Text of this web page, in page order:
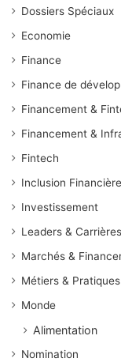
Dossiers Spéciaux
Economie
Finance
Finance de
Financement &
Financement &
Fintech
Inclusion Financière
Investissement
Leaders & Carrières
Marchés &
Métiers & Pratiques
Monde
Alimentation
Nomination